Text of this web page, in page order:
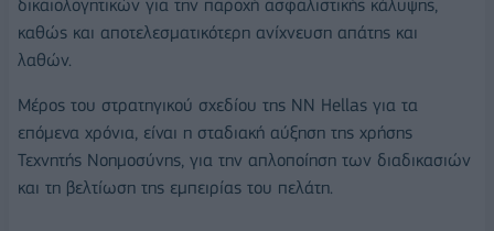
δικαιολογητικών για την παροχή ασφαλιστικής κάλυψης,
καθώς και αποτελεσματικότερη ανίχνευση απάτης και
λαθών.
Μέρος του στρατηγικού σχεδίου της NN Hellas για τα
επόμενα χρόνια, είναι η σταδιακή αύξηση της χρήσης
Τεχνητής Νοημοσύνης, για την απλοποίηση των διαδικασιών
και τη βελτίωση της εμπειρίας του πελάτη.